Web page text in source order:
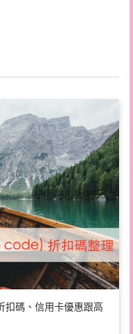
扣碼、信用卡優惠跟高